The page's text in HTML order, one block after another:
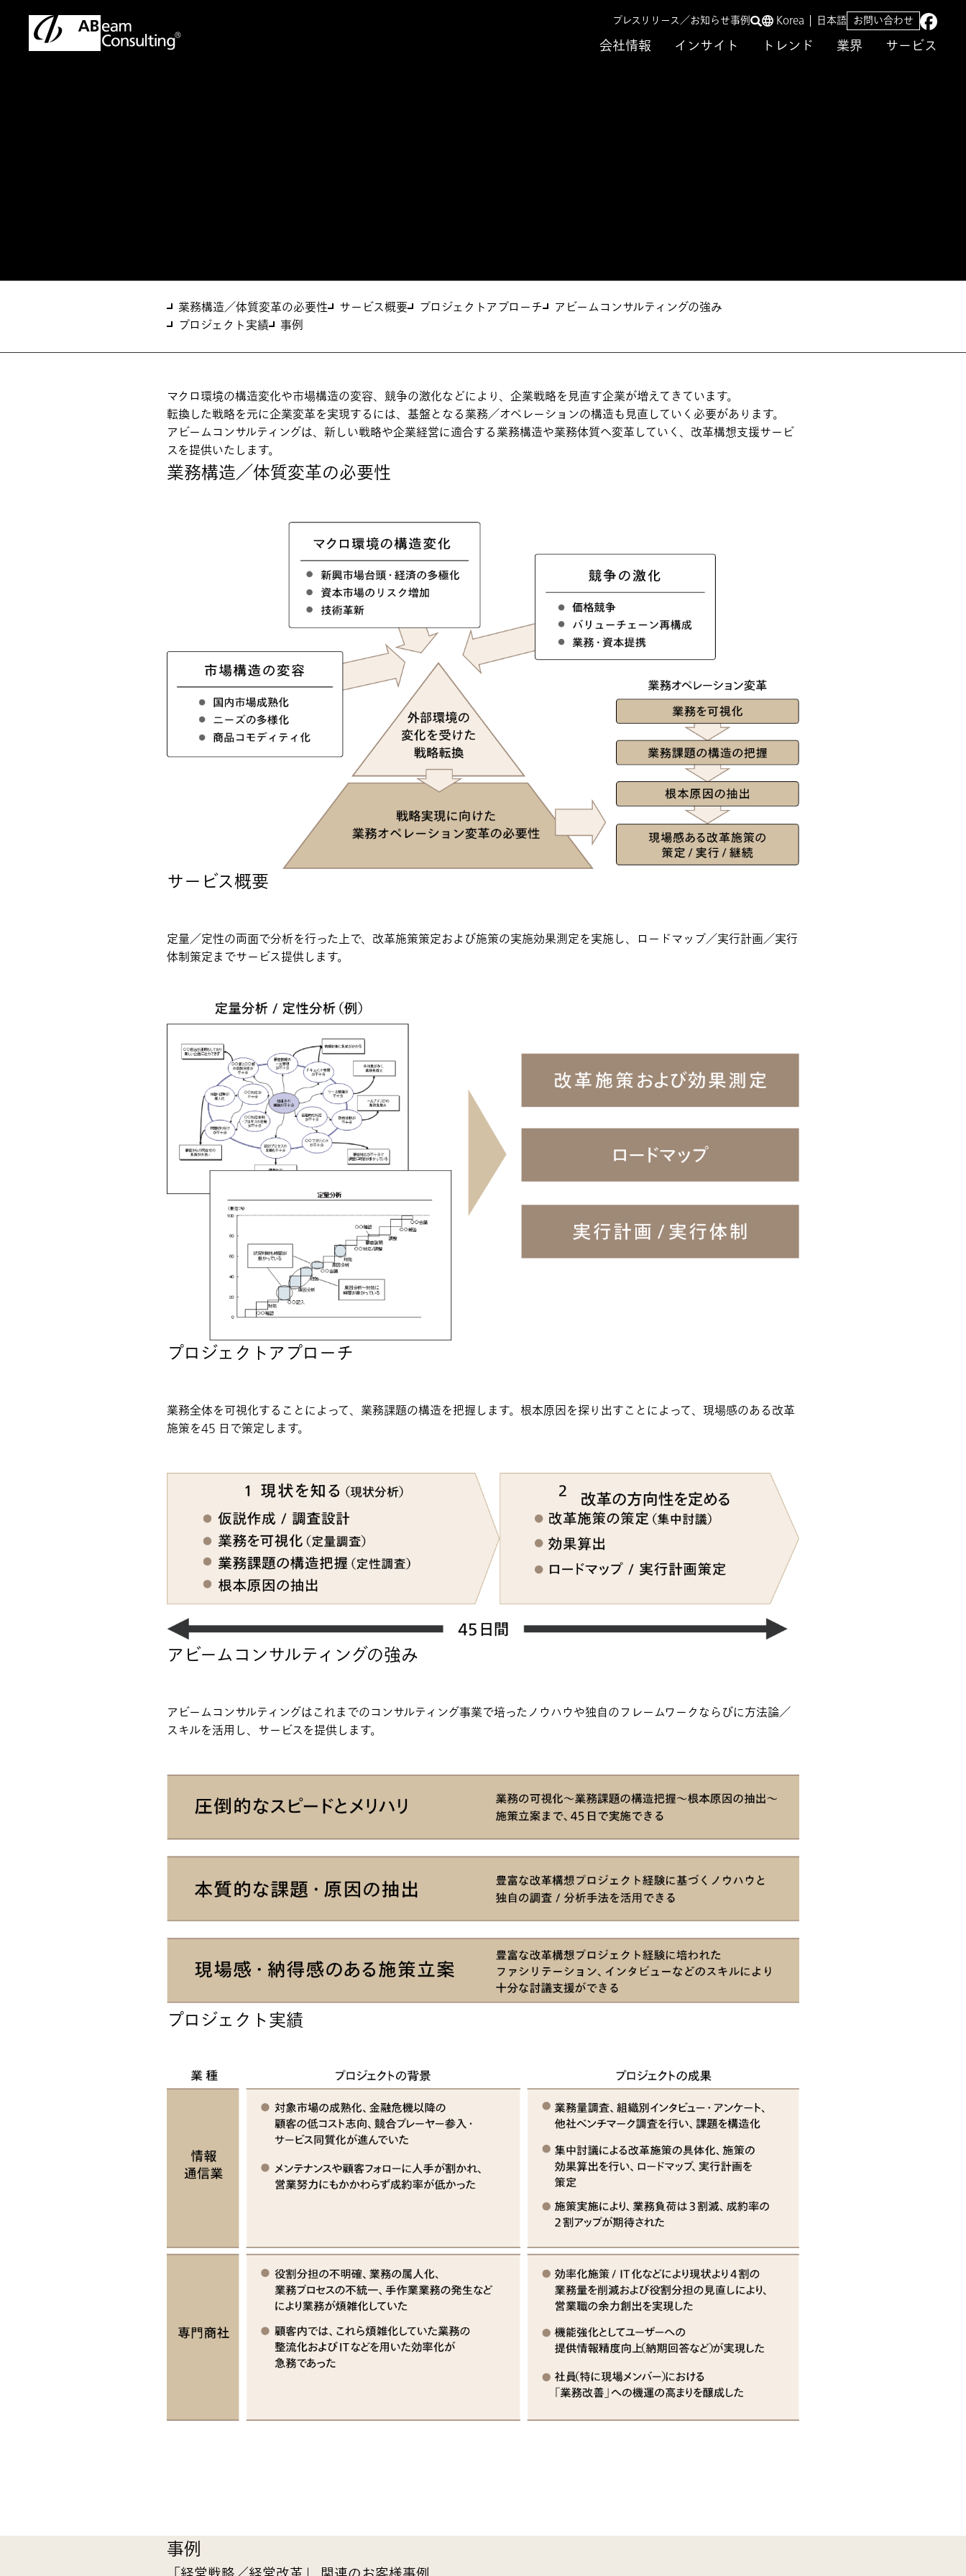
会社情報 インサイト トレンド 業界 サービス
プレスリリース／お知らせ事例 Korea 日本語 お問い合わせ
業務構造／体質変革の必要性 サービス概要 プロジェクトアプローチ
アビームコンサルティングの強み
プロジェクト実績
事例
マクロ環境の構造変化や市場構造の変容、競争の激化などにより、企業戦略を見直す企業が増えてきています。
転換した戦略を元に企業変革を実現するには、基盤となる業務／オペレーションの構造も見直していく必要があります。
アビームコンサルティングは、新しい戦略や企業経営に適合する業務構造や業務体質へ変革していく、改革構想支援サービ
スを提供いたします。
業務構造／体質変革の必要性
サービス概要
定量／定性の両面で分析を行った上で、改革施策策定および施策の実施効果測定を実施し、ロードマップ／実行計画／実行
体制策定までサービス提供します。
プロジェクトアプローチ
業務全体を可視化することによって、業務課題の構造を把握します。根本原因を探り出すことによって、現場感のある改革
施策を45 日で策定します。
アビームコンサルティングの強み
アビームコンサルティングはこれまでのコンサルティング事業で培ったノウハウや独自のフレームワークならびに方法論／
スキルを活用し、サービスを提供します。
プロジェクト実績
事例